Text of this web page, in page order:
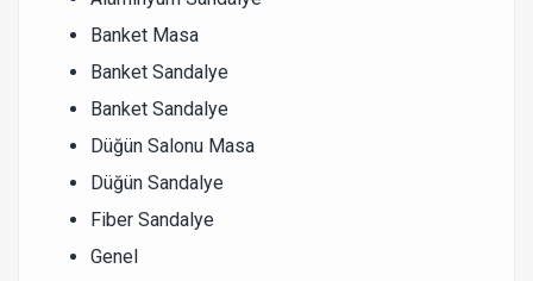
Banket Masa
Banket Sandalye
Banket Sandalye
Düğün Salonu Masa
Düğün Sandalye
Fiber Sandalye
Genel